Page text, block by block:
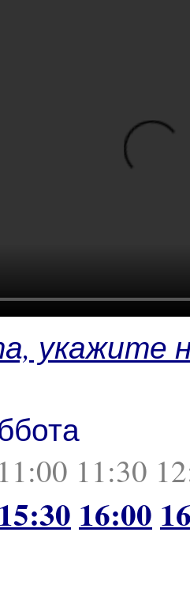
укажите
11:00 11:30
15:30 16:00